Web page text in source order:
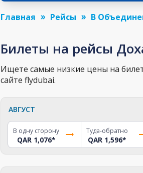
Главная Рейсы В
Билеты на рейсы
Ищете самые низкие цены на
сайте flydubai.
АВГУСТ
В одну сторону
QAR 1,076*
Туда-обратно
QAR 1,596*